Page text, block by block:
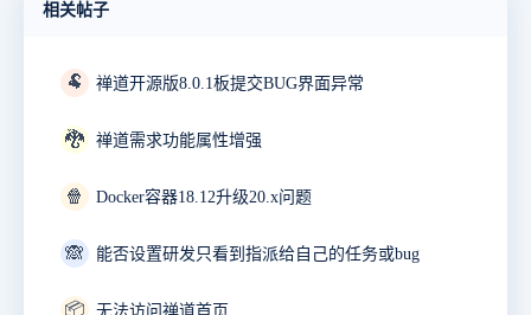
相关帖子
🐏 禅道开源版8.0.1板提交BUG界面异常
🐉 禅道需求功能属性增强
🍿 Docker容器18.12升级20.x问题
🙈 能否设置研发只看到指派给自己的任务或bug
📦 无法访问禅道首页